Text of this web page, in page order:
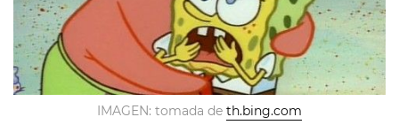
IMAGEN: tomada de th.bing.com